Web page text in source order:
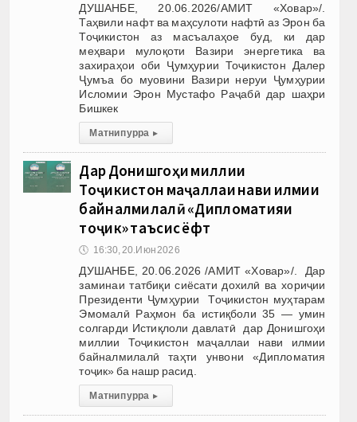
ДУШАНБЕ, 20.06.2026/АМИТ «Ховар»/.
Таҳвили нафт ва маҳсулоти нафтӣ аз Эрон ба
Тоҷикистон аз масъалаҳое буд, ки дар
меҳвари мулоқоти Вазири энергетика ва
захираҳои оби Ҷумҳурии Тоҷикистон Далер
Ҷумъа бо муовини Вазири неруи Ҷумҳурии
Исломии Эрон Мустафо Раҷабӣ дар шаҳри
Бишкек
Матни пурра ▸
Дар Донишгоҳи миллии
Тоҷикистон маҷаллаи нави илмии
байналмилалӣ «Дипломатияи
тоҷик» таъсис ёфт
🕔 16:30, 20.Июн 2026
ДУШАНБЕ, 20.06.2026 /АМИТ «Ховар»/. Дар
заминаи татбиқи сиёсати дохилӣ ва хориҷии
Президенти Ҷумҳурии Тоҷикистон муҳтарам
Эмомалӣ Раҳмон ба истиқболи 35 — умин
солгарди Истиқлоли давлатӣ дар Донишгоҳи
миллии Тоҷикистон маҷаллаи нави илмии
байналмилалӣ таҳти унвони «Дипломатия
тоҷик» ба нашр расид.
Матни пурра ▸